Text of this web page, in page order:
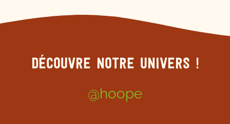
Découvre notre univers !
@hoope